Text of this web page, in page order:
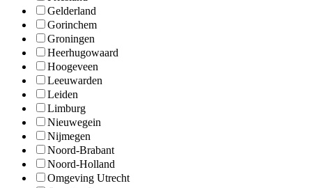
Gelderland
Gorinchem
Groningen
Heerhugowaard
Hoogeveen
Leeuwarden
Leiden
Limburg
Nieuwegein
Nijmegen
Noord-Brabant
Noord-Holland
Omgeving Utrecht